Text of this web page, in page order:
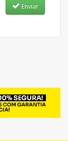
Enviar